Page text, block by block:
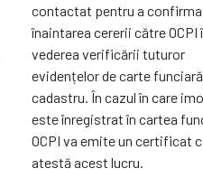
contactat pentru a confirma
înaintarea cererii către OCPI
vederea verificării tuturor
evidențelor de carte
cadastru. În cazul în care
este înregistrat în cartea
OCPI va emite un certificat
atestă acest lucru.